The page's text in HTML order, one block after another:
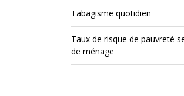
Tabagisme quotidien
Taux de risque de pauvreté
de ménage